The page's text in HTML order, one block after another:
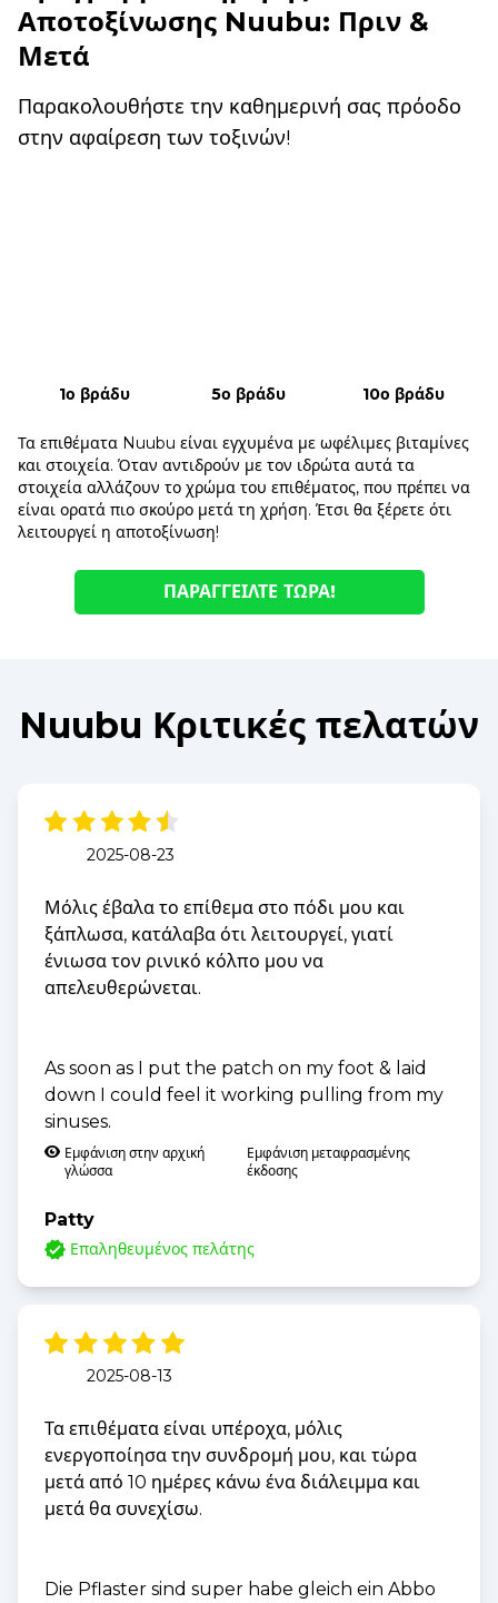
Αποτοξίνωσης Nuubu: Πριν &
Μετά
Παρακολουθήστε την καθημερινή σας πρόοδο
στην αφαίρεση των τοξινών!
1ο βράδυ 5ο βράδυ 10ο βράδυ
Τα επιθέματα Nuubu είναι εγχυμένα με ωφέλιμες βιταμίνες
και στοιχεία. Όταν αντιδρούν με τον ιδρώτα αυτά τα
στοιχεία αλλάζουν το χρώμα του επιθέματος, που πρέπει να
είναι ορατά πιο σκούρο μετά τη χρήση. Έτσι θα ξέρετε ότι
λειτουργεί η αποτοξίνωση!
ΠΑΡΑΓΓΕΊΛΤΕ ΤΏΡΑ!
Nuubu Κριτικές πελατών
2025-08-23
Μόλις έβαλα το επίθεμα στο πόδι μου και
ξάπλωσα, κατάλαβα ότι λειτουργεί, γιατί
ένιωσα τον ρινικό κόλπο μου να
απελευθερώνεται.
As soon as I put the patch on my foot & laid
down I could feel it working pulling from my
sinuses.
Εμφάνιση στην αρχική
γλώσσα
Εμφάνιση μεταφρασμένης
έκδοσης
Patty
Επαληθευμένος πελάτης
2025-08-13
Τα επιθέματα είναι υπέροχα, μόλις
ενεργοποίησα την συνδρομή μου, και τώρα
μετά από 10 ημέρες κάνω ένα διάλειμμα και
μετά θα συνεχίσω.
Die Pflaster sind super habe gleich ein Abbo